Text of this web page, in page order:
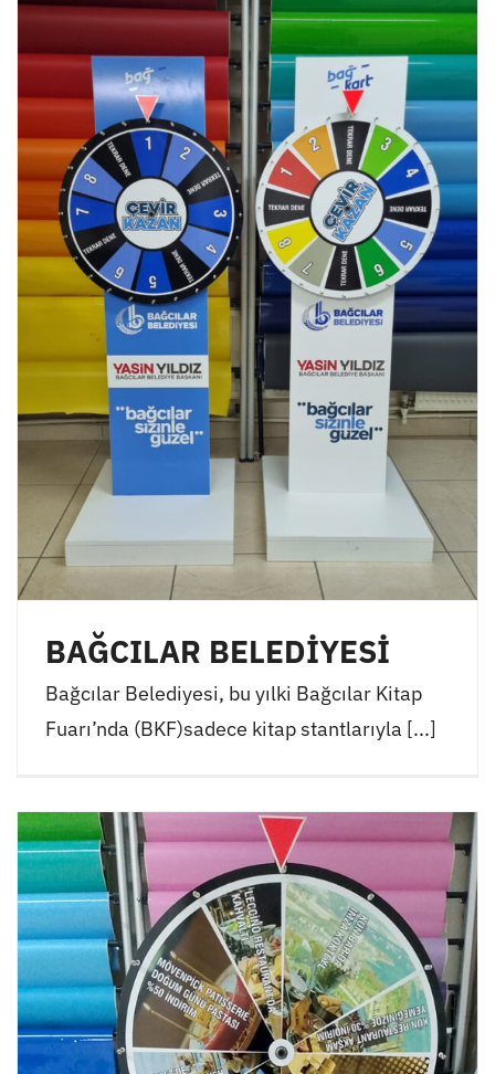
BAĞCILAR BELEDİYESİ
Bağcılar Belediyesi, bu yılki Bağcılar Kitap
Fuarı’nda (BKF)sadece kitap stantlarıyla [...]